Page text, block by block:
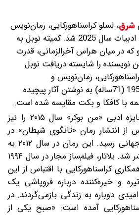
شرق، لسلو کراسناهورکایی، رمان‌نویس
مجارستانی، برنده نوبل ادبیات سال 2025 شد. کمیته نوبل به
که در میان هراس آخرالزمانی، قدرت
نویسنده را شایسته دریافت نوبل
رمان‌نویس و
فیلم‌نامه‌نویس متولد 1954 (71‌ساله) به نوشتن آثار پیچیده
با کافکا و بکت مقایسه شده است.
او که پیش از این، جایزه ادبی «من بوکر» سال ۲۰۱۵ را نیز
انتشار رمان «تانگوی شیطان» در
سال ۱۹۸۵ به شهرتی جهانی رسید. این رمان در سال ۲۰۱۲ به
انگلیسی ترجمه و منتشر شد. بلاتار، فیلم‌ساز مجار در سال ۱۹۹۴
کراسناهورکایی با اقتباس از این
و خیره‌کننده درباره فروپاشی یک
دوباره به زندگی بازمی‌گردند. در
آمده است: «صبح یکی از